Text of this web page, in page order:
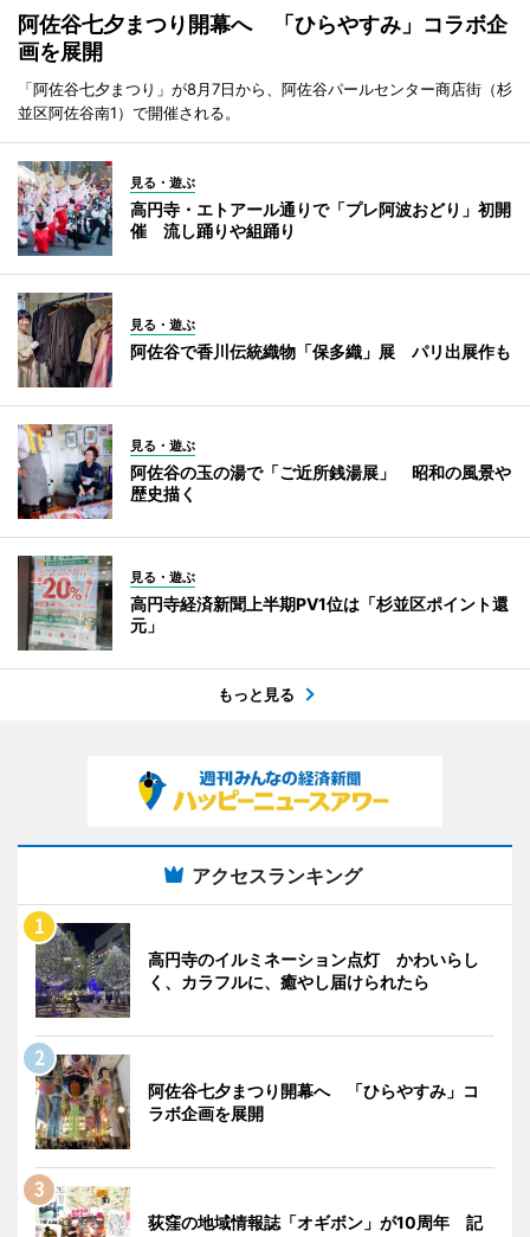
阿佐谷七夕まつり開幕へ 「ひらやすみ」コラボ企
画を展開
「阿佐谷七夕まつり」が8月7日から、阿佐谷パールセンター商店街（杉
並区阿佐谷南1）で開催される。
見る・遊ぶ
高円寺・エトアール通りで「プレ阿波おどり」初開
催 流し踊りや組踊り
見る・遊ぶ
阿佐谷で香川伝統織物「保多織」展 パリ出展作も
見る・遊ぶ
阿佐谷の玉の湯で「ご近所銭湯展」 昭和の風景や
歴史描く
見る・遊ぶ
高円寺経済新聞上半期PV1位は「杉並区ポイント還
元」
もっと見る
アクセスランキング
高円寺のイルミネーション点灯 かわいらし
く、カラフルに、癒やし届けられたら
阿佐谷七夕まつり開幕へ 「ひらやすみ」コ
ラボ企画を展開
荻窪の地域情報誌「オギボン」が10周年 記